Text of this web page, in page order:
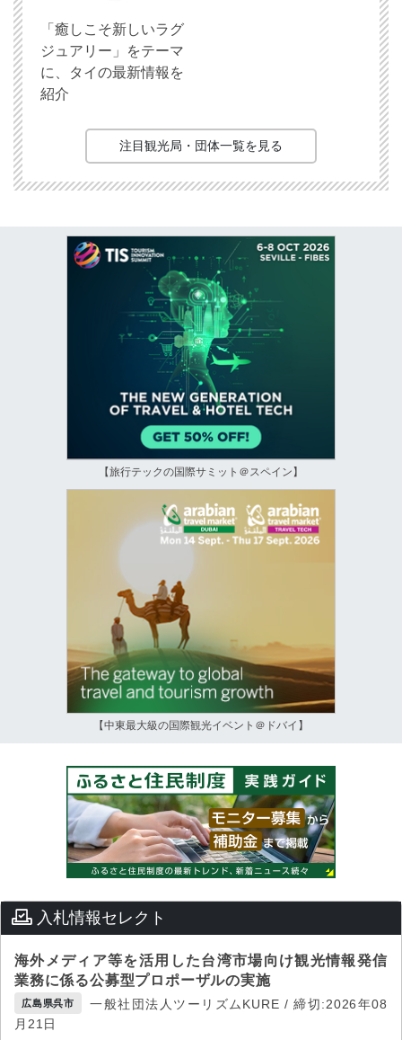
「癒しこそ新しいラグ
ジュアリー」をテーマ
に、タイの最新情報を
紹介
注目観光局・団体一覧を見る
【旅行テックの国際サミット＠スペイン】
【中東最大級の国際観光イベント＠ドバイ】
入札情報セレクト
海外メディア等を活用した台湾市場向け観光情報発信
業務に係る公募型プロポーザルの実施
広島県呉市
一般社団法人ツーリズムKURE / 締切:2026年08
月21日